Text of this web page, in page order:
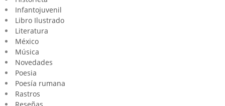
Infantojuvenil
Libro Ilustrado
Literatura
México
Música
Novedades
Poesia
Poesía rumana
Rastros